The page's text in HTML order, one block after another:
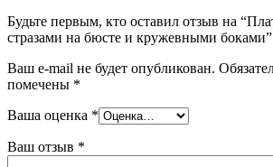
Будьте первым, кто оставил отзыв на
стразами на бюсте и кружевными боками”
Ваш e-mail не будет опубликован.
помечены *
Ваша оценка *
Ваш отзыв *